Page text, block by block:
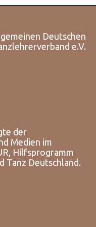
Deutschen
e.V.
der
Medien im
Hilfsprogramm
Tanz Deutschland.